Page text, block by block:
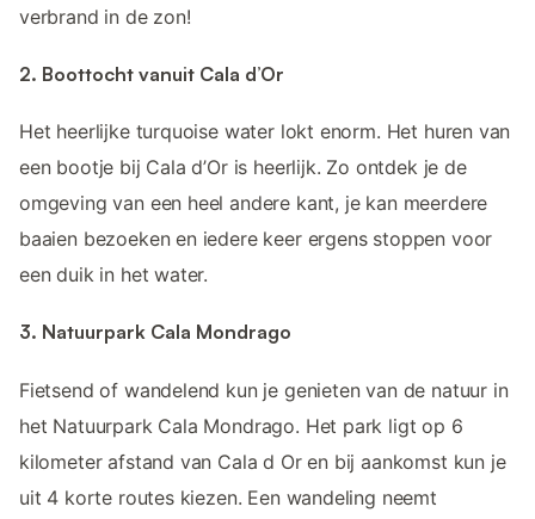
verbrand in de zon!
2. Boottocht vanuit Cala d’Or
Het heerlijke turquoise water lokt enorm. Het huren van
een bootje bij Cala d’Or is heerlijk. Zo ontdek je de
omgeving van een heel andere kant, je kan meerdere
baaien bezoeken en iedere keer ergens stoppen voor
een duik in het water.
3. Natuurpark Cala Mondrago
Fietsend of wandelend kun je genieten van de natuur in
het Natuurpark Cala Mondrago. Het park ligt op 6
kilometer afstand van Cala d Or en bij aankomst kun je
uit 4 korte routes kiezen. Een wandeling neemt